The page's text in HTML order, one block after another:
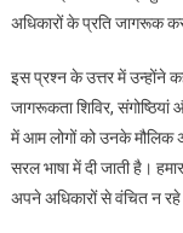
अधिकारों के प्रति जागरूक
इस प्रश्न के उत्तर में उन्होंने
जागरूकता शिविर,
में आम लोगों को उनके मौलिक
सरल भाषा में दी जाती है।
अपने अधिकारों से वंचित न